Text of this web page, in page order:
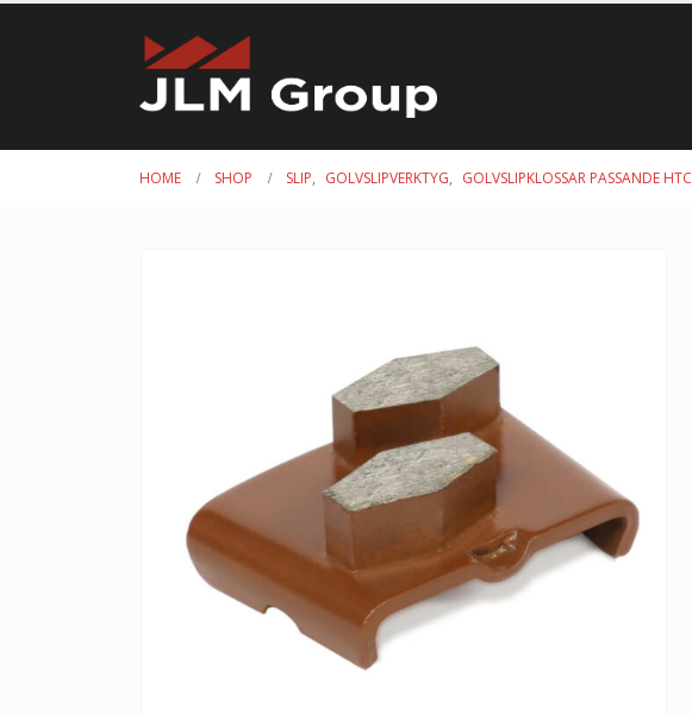
HOME SHOP SLIP, GOLVSLIPVERKTYG, GOLVSLIPKLOSSAR PASSANDE HTC